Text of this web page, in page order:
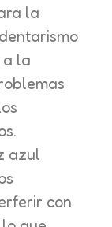
la
a la
azul
con